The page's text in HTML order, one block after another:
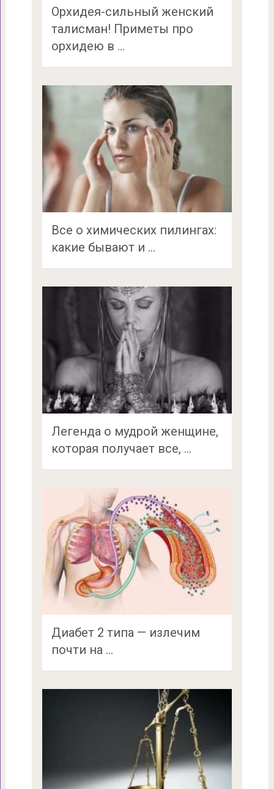
Орхидея-сильный женский
талисман! Приметы про
орхидею в …
Все о химических пилингах:
какие бывают и …
Легенда о мудрой женщине,
которая получает все, …
Диабет 2 типа — излечим
почти на …